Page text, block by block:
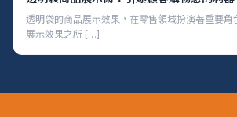
透明袋的商品展示效果，在零售領域扮演著重要
展示效果之所 […]